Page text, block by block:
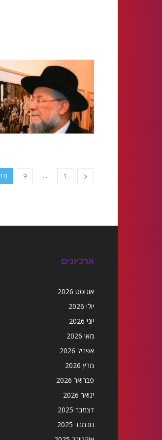
1
...
9
10
ארכיונים
אוגוסט 2026
יולי 2026
יוני 2026
מאי 2026
אפריל 2026
מרץ 2026
פברואר 2026
ינואר 2026
דצמבר 2025
נובמבר 2025